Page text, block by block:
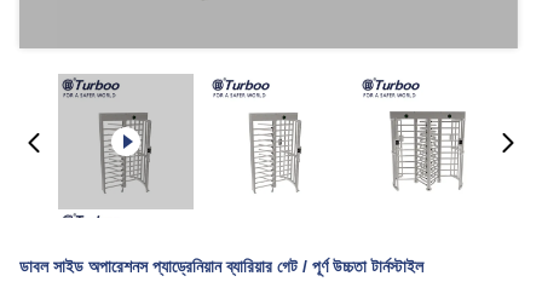
ডাবল সাইড অপারেশনস প্যাড্রেনিয়ান ব্যারিয়ার গেট / পূর্ণ উচ্চতা টার্নস্টাইল